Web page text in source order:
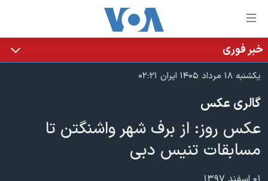
لینکهای
قابل
دسترسی
جهش
محتوای
اصلی
جهش
به
خانه
نسخه سبک وب‌سایت
موضوع ها
ایران
آمریکا
برنامه های تلویزیونی
جدول برنامه ها
صفحه‌های ویژه
خبر فوری
یکشنبه ۱۸ مرداد ۱۴۰۵ ایران ۰۲:۲۱
گالری عکس
عکس روز: از برف شهر واشنگتن تا
مسابقات تنیس دبی